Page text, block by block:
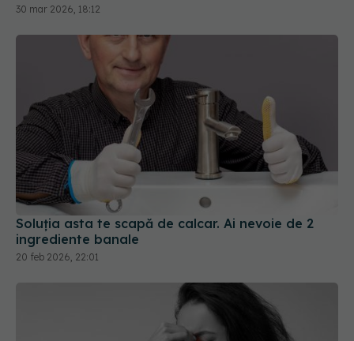
30 mar 2026, 18:12
Soluția asta te scapă de calcar. Ai nevoie de 2
ingrediente banale
20 feb 2026, 22:01